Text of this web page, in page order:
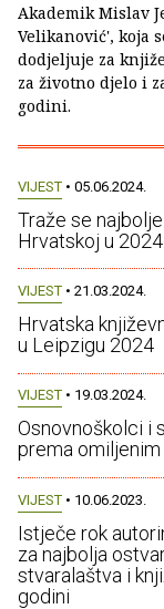
Akademik Mislav
Velikanović', koja
dodjeljuje za
za životno djelo i
godini.
VIJEST • 05.06.2024.
Traže se
Hrvatskoj u 2024.
VIJEST • 21.03.2024.
Hrvatska
u Leipzigu 2024
VIJEST • 19.03.2024.
Osnovnoškolci i
prema omiljenim
VIJEST • 10.06.2023.
Istječe rok
za najbolja
stvaralaštva i
godini